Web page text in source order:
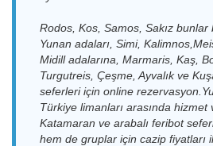
D-Marin
Turgutreis
Limanı > Kos
Limanı
15.09.2026 Salı
08:30-09:00
D-Marin
Turgutreis
Limanı > Kos
16.09.2026
Çarşamba
08:30-09:00
Marin Turgutreis
Limanı
Kos Limanı > D-
Marin Turgutreis
Limanı
16.09.2026
Çarşamba
18:00-18:30
Kos Limanı > D-
Marin Turgutreis
Limanı
17.09.2026
Perşembe
18:00-18:30
Rodos, Kos, Samos, Sakız bunlar
Yunan adaları, Simi,
Midill adalarına, Marmaris, Kaş,
Turgutreis, Çeşme, Ayvalık ve
seferleri için online
Türkiye limanları arasında hizmet
Katamaran ve arabalı feribot
hem de gruplar için cazip fiyatları